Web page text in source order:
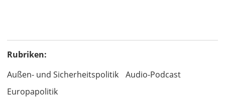
Rubriken:
Außen- und Sicherheitspolitik
Audio-Podcast
Europapolitik